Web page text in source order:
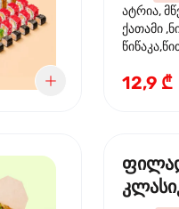
ატრია,
ქათამი
სოუსი,
12,9 ₾